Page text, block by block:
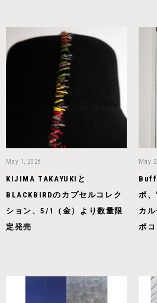
May 1, 2026
KIJIMA TAKAYUKIと
BLACKBIRDのカプセルコレク
ション、5/1（金）より数量限
定発売
May
ボ
カ
ボ